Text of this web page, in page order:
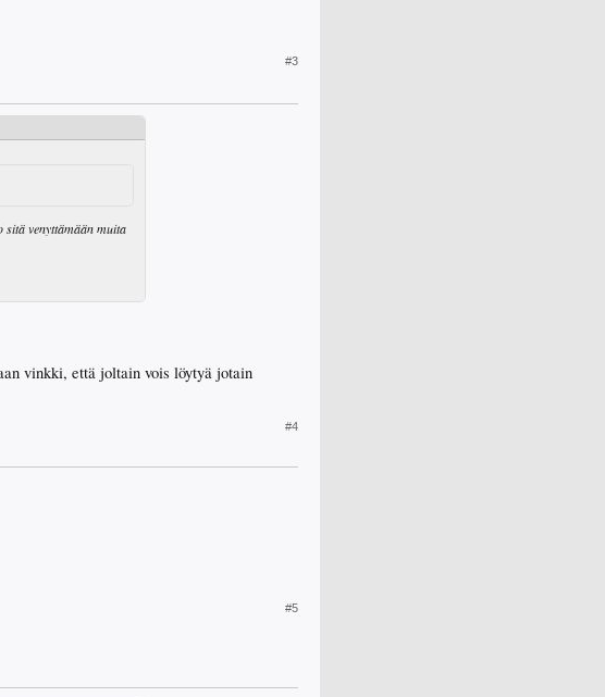
#3
venyttämään muita
vinkki, että joltain vois löytyä jotain
#4
#5